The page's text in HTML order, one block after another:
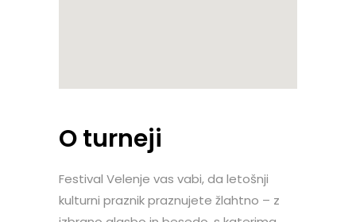
O turneji
Festival Velenje vas vabi, da letošnji
kulturni praznik praznujete žlahtno – z